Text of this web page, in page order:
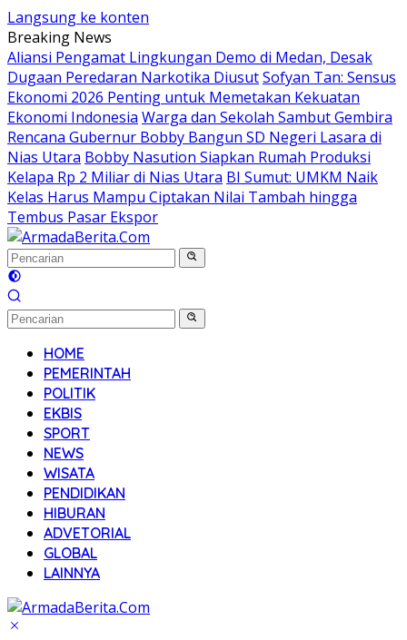
Langsung ke konten
Breaking News
Aliansi Pengamat Lingkungan Demo di Medan, Desak
Dugaan Peredaran Narkotika DiusutSofyan Tan: Sensus
Ekonomi 2026 Penting untuk Memetakan Kekuatan
Ekonomi Indonesia Warga dan Sekolah Sambut Gembira
Rencana Gubernur Bobby Bangun SD Negeri Lasara di
Nias Utara Bobby Nasution Siapkan Rumah Produksi
Kelapa Rp 2 Miliar di Nias Utara BI Sumut: UMKM Naik
Kelas Harus Mampu Ciptakan Nilai Tambah hingga
Tembus Pasar Ekspor
HOME
PEMERINTAH
POLITIK
EKBIS
SPORT
NEWS
WISATA
PENDIDIKAN
HIBURAN
ADVETORIAL
GLOBAL
LAINNYA